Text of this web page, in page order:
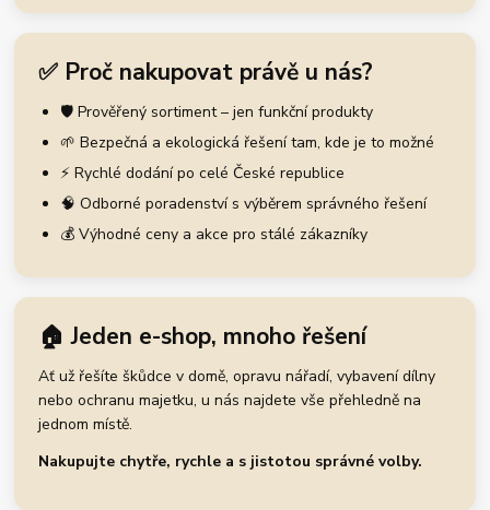
✅ Proč nakupovat právě u nás?
🛡️ Prověřený sortiment – jen funkční produkty
🌱 Bezpečná a ekologická řešení tam, kde je to možné
⚡ Rychlé dodání po celé České republice
🧠 Odborné poradenství s výběrem správného řešení
💰 Výhodné ceny a akce pro stálé zákazníky
🏠 Jeden e-shop, mnoho řešení
Ať už řešíte škůdce v domě, opravu nářadí, vybavení dílny
nebo ochranu majetku, u nás najdete vše přehledně na
jednom místě.
Nakupujte chytře, rychle a s jistotou správné volby.